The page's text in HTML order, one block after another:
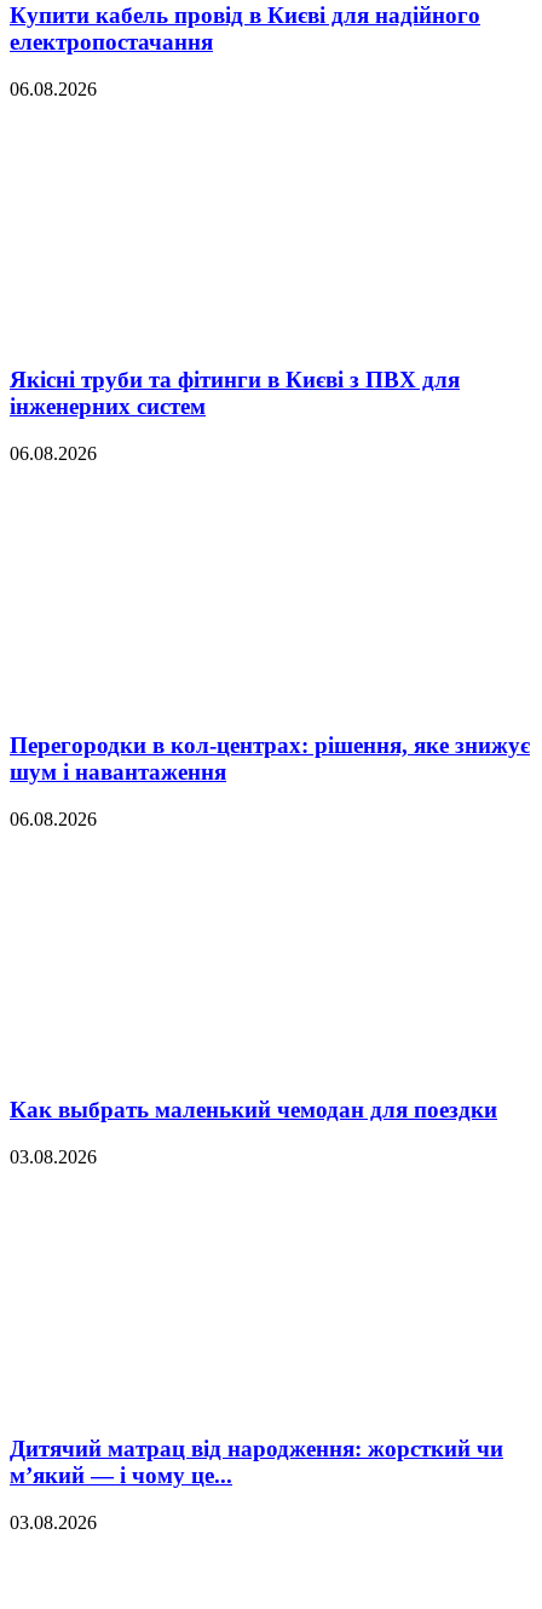
Купити кабель провід в Києві для надійного
електропостачання
06.08.2026
Якісні труби та фітинги в Києві з ПВХ для
інженерних систем
06.08.2026
Перегородки в кол-центрах: рішення, яке знижує
шум і навантаження
06.08.2026
Как выбрать маленький чемодан для поездки
03.08.2026
Дитячий матрац від народження: жорсткий чи
м’який — і чому це...
03.08.2026